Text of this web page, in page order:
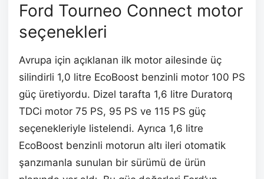
Ford Tourneo Connect motor
seçenekleri
Avrupa için açıklanan ilk motor ailesinde üç
silindirli 1,0 litre EcoBoost benzinli motor 100 PS
güç üretiyordu. Dizel tarafta 1,6 litre Duratorq
TDCi motor 75 PS, 95 PS ve 115 PS güç
seçenekleriyle listelendi. Ayrıca 1,6 litre
EcoBoost benzinli motorun altı ileri otomatik
şanzımanla sunulan bir sürümü de ürün